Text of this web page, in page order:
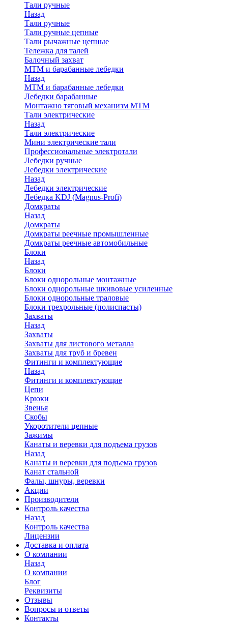
Тали ручные
Назад
Тали ручные
Тали ручные цепные
Тали рычажные цепные
Тележка для талей
Балочный захват
МТМ и барабанные лебедки
Назад
МТМ и барабанные лебедки
Лебедки барабанные
Монтажно тяговый механизм МТМ
Тали электрические
Назад
Тали электрические
Мини электрические тали
Профессиональные электротали
Лебедки ручные
Лебедки электрические
Назад
Лебедки электрические
Лебедка KDJ (Magnus-Profi)
Домкраты
Назад
Домкраты
Домкраты реечные промышленные
Домкраты реечные автомобильные
Блоки
Назад
Блоки
Блоки однорольные монтажные
Блоки однорольные шкивовые усиленные
Блоки однорольные траловые
Блоки трехрольные (полиспасты)
Захваты
Назад
Захваты
Захваты для листового металла
Захваты для труб и бревен
Фитинги и комплектующие
Назад
Фитинги и комплектующие
Цепи
Крюки
Звенья
Скобы
Укоротители цепные
Зажимы
Канаты и веревки для подъема грузов
Назад
Канаты и веревки для подъема грузов
Канат стальной
Фалы, шнуры, веревки
Акции
Производители
Контроль качества
Назад
Контроль качества
Лицензии
Доставка и оплата
О компании
Назад
О компании
Блог
Реквизиты
Отзывы
Вопросы и ответы
Контакты